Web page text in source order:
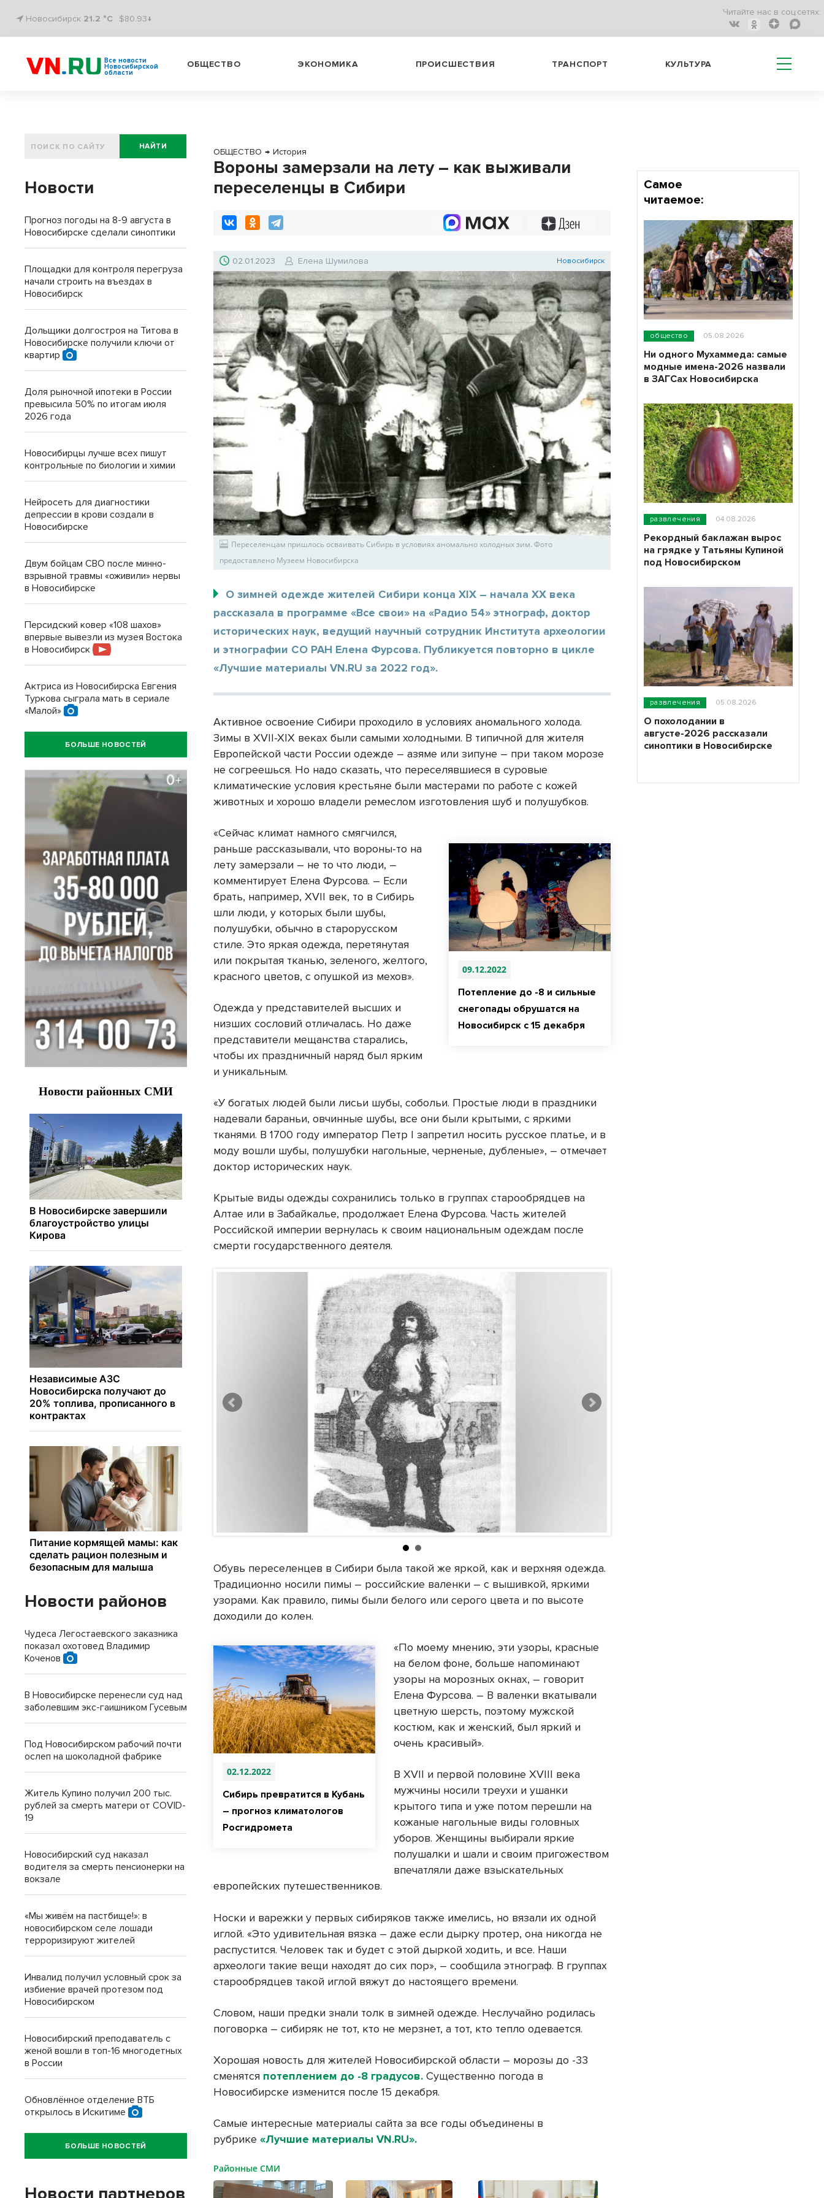
Новосибирск 21.2 °C $80.93↓
Читайте нас в соц.сетях:
Все новости
Новосибирской
области
ОБЩЕСТВО ЭКОНОМИКА ПРОИСШЕСТВИЯ ТРАНСПОРТ КУЛЬТУРА
ОБЩЕСТВО → История
Вороны замерзали на лету – как выживали
переселенцы в Сибири
02.01.2023 Елена Шумилова Новосибирск
Переселенцам пришлось осваивать Сибирь в условиях аномально холодных зим. Фото
предоставлено Музеем Новосибирска
О зимней одежде жителей Сибири конца XIX – начала XX века
рассказала в программе «Все свои» на «Радио 54» этнограф, доктор
исторических наук, ведущий научный сотрудник Института археологии
и этнографии СО РАН Елена Фурсова. Публикуется повторно в цикле
«Лучшие материалы VN.RU за 2022 год».
Активное освоение Сибири проходило в условиях аномального холода.
Зимы в XVII-XIX веках были самыми холодными. В типичной для жителя
Европейской части России одежде – азяме или зипуне – при таком морозе
не согреешься. Но надо сказать, что переселявшиеся в суровые
климатические условия крестьяне были мастерами по работе с кожей
животных и хорошо владели ремеслом изготовления шуб и полушубков.
09.12.2022
Потепление до -8 и сильные
снегопады обрушатся на
Новосибирск с 15 декабря
«Сейчас климат намного смягчился,
раньше рассказывали, что вороны-то на
лету замерзали – не то что люди, –
комментирует Елена Фурсова. – Если
брать, например, XVII век, то в Сибирь
шли люди, у которых были шубы,
полушубки, обычно в старорусском
стиле. Это яркая одежда, перетянутая
или покрытая тканью, зеленого, желтого,
красного цветов, с опушкой из мехов».
Одежда у представителей высших и
низших сословий отличалась. Но даже
представители мещанства старались,
чтобы их праздничный наряд был ярким
и уникальным.
«У богатых людей были лисьи шубы, собольи. Простые люди в праздники
надевали бараньи, овчинные шубы, все они были крытыми, с яркими
тканями. В 1700 году император Петр I запретил носить русское платье, и в
моду вошли шубы, полушубки нагольные, черненые, дубленые», – отмечает
доктор исторических наук.
Крытые виды одежды сохранились только в группах старообрядцев на
Алтае или в Забайкалье, продолжает Елена Фурсова. Часть жителей
Российской империи вернулась к своим национальным одеждам после
смерти государственного деятеля.
Обувь переселенцев в Сибири была такой же яркой, как и верхняя одежда.
Традиционно носили пимы – российские валенки – с вышивкой, яркими
узорами. Как правило, пимы были белого или серого цвета и по высоте
доходили до колен.
02.12.2022
Сибирь превратится в Кубань
– прогноз климатологов
Росгидромета
«По моему мнению, эти узоры, красные
на белом фоне, больше напоминают
узоры на морозных окнах, – говорит
Елена Фурсова. – В валенки вкатывали
цветную шерсть, поэтому мужской
костюм, как и женский, был яркий и
очень красивый».
В XVII и первой половине XVIII века
мужчины носили треухи и ушанки
крытого типа и уже потом перешли на
кожаные нагольные виды головных
уборов. Женщины выбирали яркие
полушалки и шали и своим пригожеством
впечатляли даже взыскательных
европейских путешественников.
Носки и варежки у первых сибиряков также имелись, но вязали их одной
иглой. «Это удивительная вязка – даже если дырку протер, она никогда не
распустится. Человек так и будет с этой дыркой ходить, и все. Наши
археологи такие вещи находят до сих пор», – сообщила этнограф. В группах
старообрядцев такой иглой вяжут до настоящего времени.
Словом, наши предки знали толк в зимней одежде. Неслучайно родилась
поговорка – сибиряк не тот, кто не мерзнет, а тот, кто тепло одевается.
Хорошая новость для жителей Новосибирской области – морозы до -33
сменятся потеплением до -8 градусов. Существенно погода в
Новосибирске изменится после 15 декабря.
Самые интересные материалы сайта за все годы объединены в
рубрике«Лучшие материалы VN.RU».
Районные СМИ
НАЙТИ
Новости
Прогноз погоды на 8-9 августа в
Новосибирске сделали синоптики
Площадки для контроля перегруза
начали строить на въездах в
Новосибирск
Дольщики долгостроя на Титова в
Новосибирске получили ключи от
квартир
Доля рыночной ипотеки в России
превысила 50% по итогам июля
2026 года
Новосибирцы лучше всех пишут
контрольные по биологии и химии
Нейросеть для диагностики
депрессии в крови создали в
Новосибирске
Двум бойцам СВО после минно-
взрывной травмы «оживили» нервы
в Новосибирске
Персидский ковер «108 шахов»
впервые вывезли из музея Востока
в Новосибирск
Актриса из Новосибирска Евгения
Туркова сыграла мать в сериале
«Малой»
БОЛЬШЕ НОВОСТЕЙ
Новости районов
Чудеса Легостаевского заказника
показал охотовед Владимир
Коченов
В Новосибирске перенесли суд над
заболевшим экс-гаишником Гусевым
Под Новосибирском рабочий почти
ослеп на шоколадной фабрике
Житель Купино получил 200 тыс.
рублей за смерть матери от COVID-
19
Новосибирский суд наказал
водителя за смерть пенсионерки на
вокзале
«Мы живём на пастбище!»: в
новосибирском селе лошади
терроризируют жителей
Инвалид получил условный срок за
избиение врачей протезом под
Новосибирском
Новосибирский преподаватель с
женой вошли в топ-16 многодетных
в России
Обновлённое отделение ВТБ
открылось в Искитиме
БОЛЬШЕ НОВОСТЕЙ
Новости партнеров
Самое
читаемое:
общество 05.08.2026
Ни одного Мухаммеда: самые
модные имена-2026 назвали
в ЗАГСах Новосибирска
развлечения 04.08.2026
Рекордный баклажан вырос
на грядке у Татьяны Купиной
под Новосибирском
развлечения 05.08.2026
О похолодании в
августе-2026 рассказали
синоптики в Новосибирске